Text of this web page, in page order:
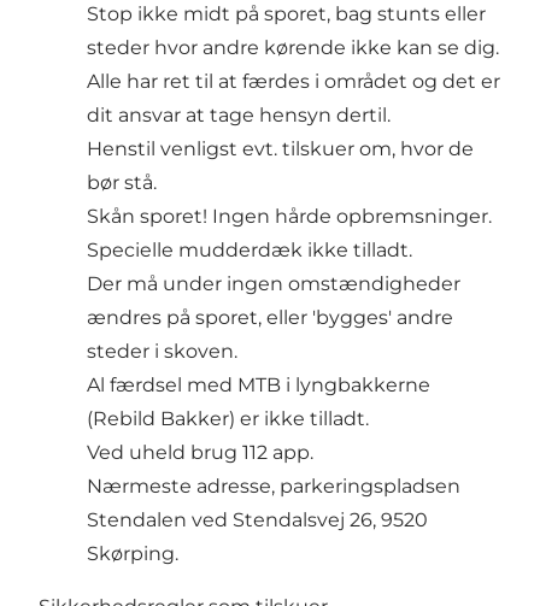
Stop ikke midt på sporet, bag stunts eller
steder hvor andre kørende ikke kan se dig.
Alle har ret til at færdes i området og det er
dit ansvar at tage hensyn dertil.
Henstil venligst evt. tilskuer om, hvor de
bør stå.
Skån sporet! Ingen hårde opbremsninger.
Specielle mudderdæk ikke tilladt.
Der må under ingen omstændigheder
ændres på sporet, eller 'bygges' andre
steder i skoven.
Al færdsel med MTB i lyngbakkerne
(Rebild Bakker) er ikke tilladt.
Ved uheld brug 112 app.
Nærmeste adresse, parkeringspladsen
Stendalen ved Stendalsvej 26, 9520
Skørping.